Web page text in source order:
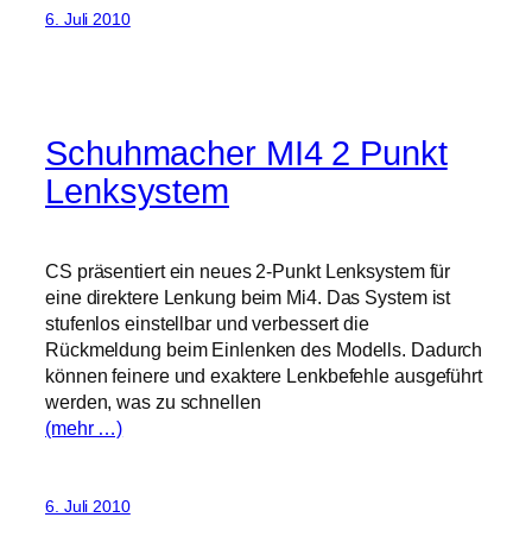
6. Juli 2010
Schuhmacher MI4 2 Punkt
Lenksystem
CS präsentiert ein neues 2-Punkt Lenksystem für
eine direktere Lenkung beim Mi4. Das System ist
stufenlos einstellbar und verbessert die
Rückmeldung beim Einlenken des Modells. Dadurch
können feinere und exaktere Lenkbefehle ausgeführt
werden, was zu schnellen
(mehr …)
6. Juli 2010